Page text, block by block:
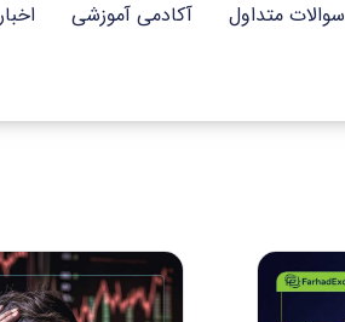
سوالات متداول آکادمی آموزشی اخبار